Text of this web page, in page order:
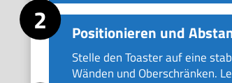
Positionieren und
Stelle den Toaster auf eine
Wänden und Oberschränken.